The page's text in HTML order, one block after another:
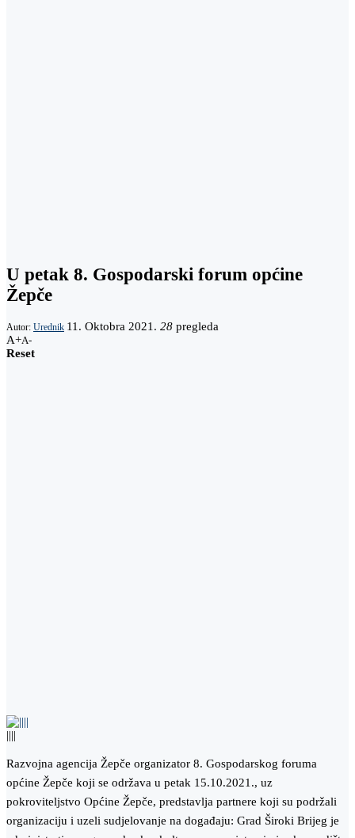
U petak 8. Gospodarski forum općine
Žepče
Autor: Urednik 11. Oktobra 2021. 28 pregleda
A+A-
Reset
||||
Razvojna agencija Žepče organizator 8. Gospodarskog foruma
općine Žepče koji se održava u petak 15.10.2021., uz
pokroviteljstvo Općine Žepče, predstavlja partnere koji su podržali
organizaciju i uzeli sudjelovanje na događaju: Grad Široki Brijeg je